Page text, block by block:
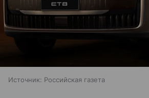
Источник: Российская газета